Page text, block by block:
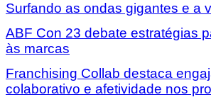
Surfando as ondas gigantes e a
ABF Con 23 debate estratégias
às marcas
Franchising Collab destaca
colaborativo e afetividade nos